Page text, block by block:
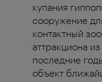
купания
сооружение
контактный
аттракциона
последние
объект